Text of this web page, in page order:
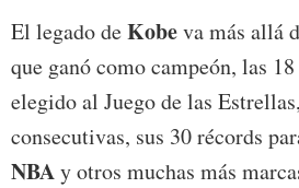
El legado deKobeva más allá
que ganó como campeón, las
elegido al Juego de las
consecutivas, sus 30 récords
NBAy otros muchas más